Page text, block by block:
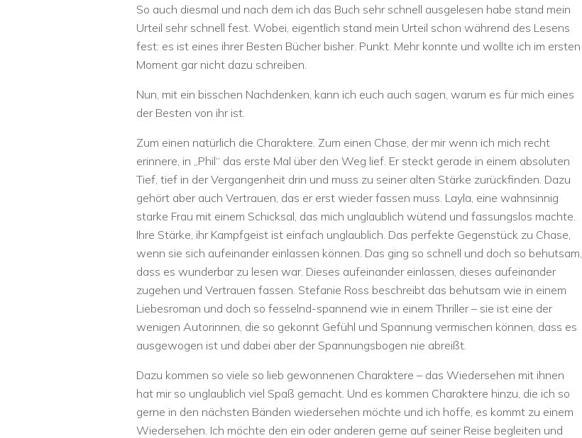
So auch diesmal und nach dem ich das Buch sehr schnell ausgelesen habe stand mein
Urteil sehr schnell fest. Wobei, eigentlich stand mein Urteil schon während des Lesens
fest: es ist eines ihrer Besten Bücher bisher. Punkt. Mehr konnte und wollte ich im ersten
Moment gar nicht dazu schreiben.
Nun, mit ein bisschen Nachdenken, kann ich euch auch sagen, warum es für mich eines
der Besten von ihr ist.
Zum einen natürlich die Charaktere. Zum einen Chase, der mir wenn ich mich recht
erinnere, in „Phil“ das erste Mal über den Weg lief. Er steckt gerade in einem absoluten
Tief, tief in der Vergangenheit drin und muss zu seiner alten Stärke zurückfinden. Dazu
gehört aber auch Vertrauen, das er erst wieder fassen muss. Layla, eine wahnsinnig
starke Frau mit einem Schicksal, das mich unglaublich wütend und fassungslos machte.
Ihre Stärke, ihr Kampfgeist ist einfach unglaublich. Das perfekte Gegenstück zu Chase,
wenn sie sich aufeinander einlassen können. Das ging so schnell und doch so behutsam,
dass es wunderbar zu lesen war. Dieses aufeinander einlassen, dieses aufeinander
zugehen und Vertrauen fassen. Stefanie Ross beschreibt das behutsam wie in einem
Liebesroman und doch so fesselnd-spannend wie in einem Thriller – sie ist eine der
wenigen Autorinnen, die so gekonnt Gefühl und Spannung vermischen können, dass es
ausgewogen ist und dabei aber der Spannungsbogen nie abreißt.
Dazu kommen so viele so lieb gewonnenen Charaktere – das Wiedersehen mit ihnen
hat mir so unglaublich viel Spaß gemacht. Und es kommen Charaktere hinzu, die ich so
gerne in den nächsten Bänden wiedersehen möchte und ich hoffe, es kommt zu einem
Wiedersehen. Ich möchte den ein oder anderen gerne auf seiner Reise begleiten und